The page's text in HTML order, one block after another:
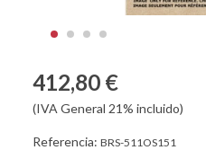
412,80 €
(IVA General 21% incluido)
Referencia: BRS-511OS151